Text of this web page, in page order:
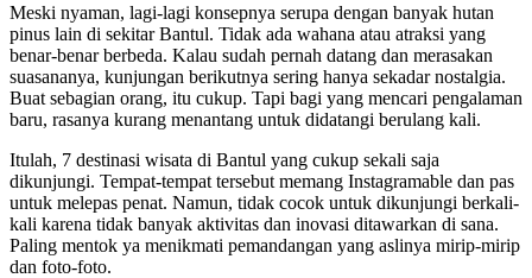
Meski nyaman, lagi-lagi konsepnya serupa dengan banyak hutan
pinus lain di sekitar Bantul. Tidak ada wahana atau atraksi yang
benar-benar berbeda. Kalau sudah pernah datang dan merasakan
suasananya, kunjungan berikutnya sering hanya sekadar nostalgia.
Buat sebagian orang, itu cukup. Tapi bagi yang mencari pengalaman
baru, rasanya kurang menantang untuk didatangi berulang kali.
Itulah, 7 destinasi wisata di Bantul yang cukup sekali saja
dikunjungi. Tempat-tempat tersebut memang Instagramable dan pas
untuk melepas penat. Namun, tidak cocok untuk dikunjungi berkali-
kali karena tidak banyak aktivitas dan inovasi ditawarkan di sana.
Paling mentok ya menikmati pemandangan yang aslinya mirip-mirip
dan foto-foto.